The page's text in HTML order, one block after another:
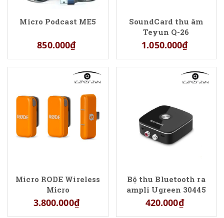
Micro Podcast ME5
850.000₫
SoundCard thu âm
Teyun Q-26
1.050.000₫
Micro RODE Wireless
Micro
3.800.000₫
Bộ thu Bluetooth ra
ampli Ugreen 30445
420.000₫